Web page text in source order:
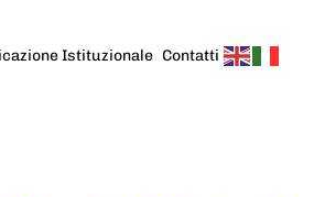
Istituzionale Contatti